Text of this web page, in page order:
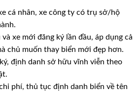
cá nhân, xe công ty có trụ sở/hộ
xe mới đăng ký lần đầu, áp dụng cả
chủ muốn thay biển mới đẹp hơn.
định danh sở hữu vĩnh viễn theo
phí, thủ tục định danh biển về tên